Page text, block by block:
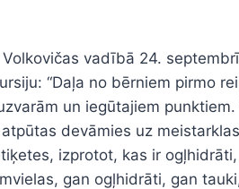
vadībā 24.
“Daļa no bērniem pirmo
un iegūtajiem
devāmies uz
izprotot, kas ir
gan ogļhidrāti, gan